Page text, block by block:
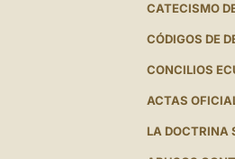
CATECISMO
CÓDIGOS DE
CONCILIOS
ACTAS
LA DOCTRINA